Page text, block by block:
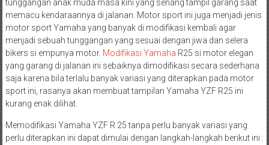
tunggangan anak muda masa kini yang senang tampil garang saat
memacu kendaraannya di jalanan. Motor sport ini juga menjadi jenis
motor sport Yamaha yang banyak di modifikasi kembali agar
menjadi sebuah tunggangan yang sesuai dengan jiwa dan selera
bikers si empunya motor. Modifikasi Yamaha R25 si motor elegan
yang garang di jalanan ini sebaiknya dimodifikasi secara sederhana
saja karena bila terlalu banyak variasi yang diterapkan pada motor
sport ini, rasanya akan membuat tampilan Yamaha YZF R25 ini
kurang enak dilihat.
Memodifikasi Yamaha YZF R 25 tanpa perlu banyak variasi yang
perlu diterapkan ini dapat dimulai dengan langkah-langkah berikut ini :